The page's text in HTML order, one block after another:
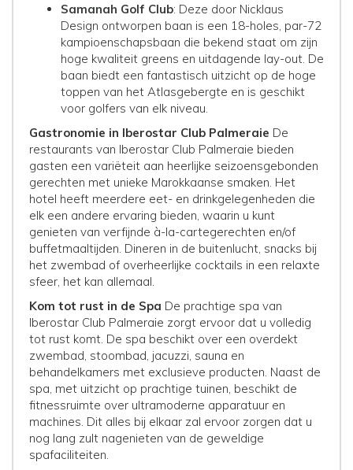
Samanah Golf Club: Deze door Nicklaus
Design ontworpen baan is een 18-holes, par-72
kampioenschapsbaan die bekend staat om zijn
hoge kwaliteit greens en uitdagende lay-out. De
baan biedt een fantastisch uitzicht op de hoge
toppen van het Atlasgebergte en is geschikt
voor golfers van elk niveau.
Gastronomie in Iberostar Club Palmeraie De
restaurants van Iberostar Club Palmeraie bieden
gasten een variëteit aan heerlijke seizoensgebonden
gerechten met unieke Marokkaanse smaken. Het
hotel heeft meerdere eet- en drinkgelegenheden die
elk een andere ervaring bieden, waarin u kunt
genieten van verfijnde à-la-cartegerechten en/of
buffetmaaltijden. Dineren in de buitenlucht, snacks bij
het zwembad of overheerlijke cocktails in een relaxte
sfeer, het kan allemaal.
Kom tot rust in de Spa De prachtige spa van
Iberostar Club Palmeraie zorgt ervoor dat u volledig
tot rust komt. De spa beschikt over een overdekt
zwembad, stoombad, jacuzzi, sauna en
behandelkamers met exclusieve producten. Naast de
spa, met uitzicht op prachtige tuinen, beschikt de
fitnessruimte over ultramoderne apparatuur en
machines. Dit alles bij elkaar zal ervoor zorgen dat u
nog lang zult nagenieten van de geweldige
spafaciliteiten.